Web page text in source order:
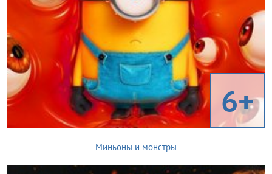
6+
Миньоны и монстры